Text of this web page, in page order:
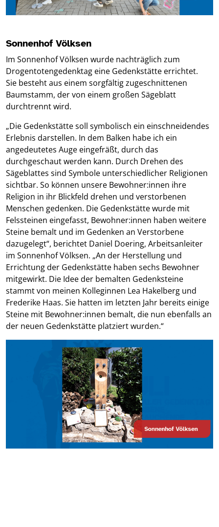
Sonnenhof Völksen
Im Sonnenhof Völksen wurde nachträglich zum
Drogentotengedenktag eine Gedenkstätte errichtet.
Sie besteht aus einem sorgfältig zugeschnittenen
Baumstamm, der von einem großen Sägeblatt
durchtrennt wird.
„Die Gedenkstätte soll symbolisch ein einschneidendes
Erlebnis darstellen. In dem Balken habe ich ein
angedeutetes Auge eingefräßt, durch das
durchgeschaut werden kann. Durch Drehen des
Sägeblattes sind Symbole unterschiedlicher Religionen
sichtbar. So können unsere Bewohner:innen ihre
Religion in ihr Blickfeld drehen und verstorbenen
Menschen gedenken. Die Gedenkstätte wurde mit
Felssteinen eingefasst, Bewohner:innen haben weitere
Steine bemalt und im Gedenken an Verstorbene
dazugelegt“, berichtet Daniel Doering, Arbeitsanleiter
im Sonnenhof Völksen. „An der Herstellung und
Errichtung der Gedenkstätte haben sechs Bewohner
mitgewirkt. Die Idee der bemalten Gedenksteine
stammt von meinen Kolleginnen Lea Hakelberg und
Frederike Haas. Sie hatten im letzten Jahr bereits einige
Steine mit Bewohner:innen bemalt, die nun ebenfalls an
der neuen Gedenkstätte platziert wurden.“